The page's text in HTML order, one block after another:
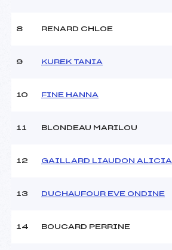
8 RENARD CHLOE
9 KUREK TANIA
10 FINE HANNA
11 BLONDEAU MARILOU
12 GAILLARD LIAUDON ALICIA
13 DUCHAUFOUR EVE ONDINE
14 BOUCARD PERRINE